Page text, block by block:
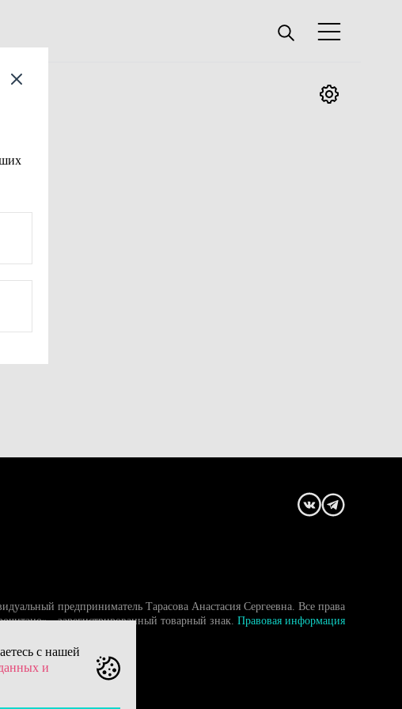
предприниматель Тарасова Анастасия Сергеевна. Все права
- зарегистрированный товарный знак. Правовая информация
с нашей
и